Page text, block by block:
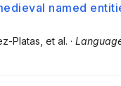
named
Platas , et al. ·